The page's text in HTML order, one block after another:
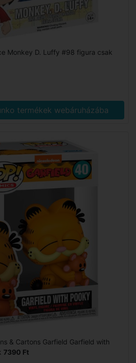
Monkey D. Luffy #98 figura csak
termékek webáruházába
& Cartons Garfield Garfield with
7390 Ft